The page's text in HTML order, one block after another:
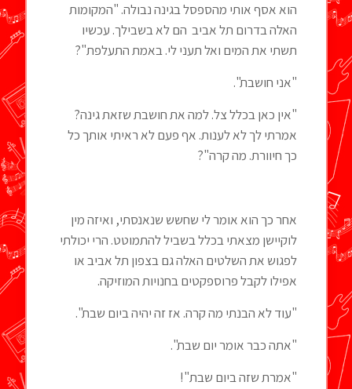
הוא אסף אותי מהספסל בגינה נבולה. "המקומות
האלה בדרום תל אביב הם לא בשבילך. עכשיו
תשתי את המים ואל תעני לי. באמת התעלפת"?
"אני חושבת".
"אין כאן בכלל צל. למה את חושבת שזאת גינה?
אמרתי לך לא לענות. אף פעם לא ראיתי אותך כל
כך חיוורת. מה קרה"?
אחר כך הוא אומר לי שחשש שנאנסתי, ואיזה מין
לוקיישן מצאתי בכלל בשביל להתמוטט. הרי יכולתי
לפגוש את השלטים האלה גם בצפון תל אביב או
אפילו לקבל פרוספקטים בחנויות המוזיקה.
"עוד לא הבנתי מה קרה. אז זה יהיה ביום שבת".
"אתה כבר אומר יום שבת".
"אמרת שזה ביום שבת"!